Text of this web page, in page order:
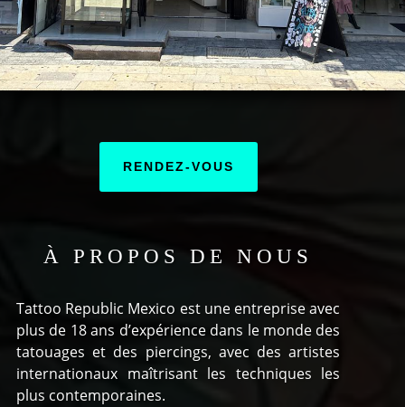
RENDEZ-VOUS
À PROPOS DE NOUS
Tattoo Republic Mexico est une entreprise avec
plus de 18 ans d’expérience dans le monde des
tatouages ​​et des piercings, avec des artistes
internationaux maîtrisant les techniques les
plus contemporaines.